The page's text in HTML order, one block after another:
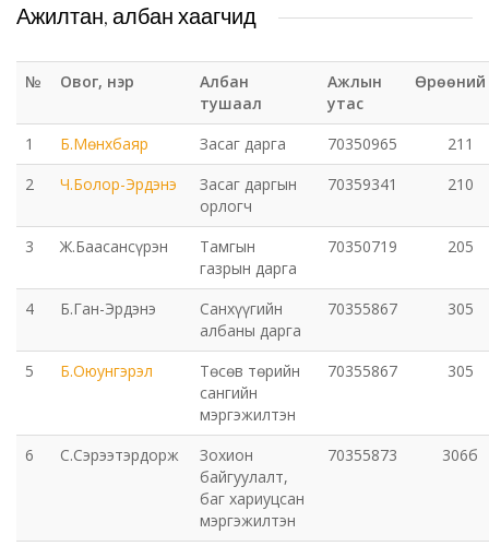
Улсын бүртгэлийн хэлтэс
Ус цаг уур, орчны шинжилгээний төв
Хүүхэд, гэр бүлийн хөгжил, хамгааллын газар
Хөдөлмөр, халамжийн үйлчилгээний газар
Цагдаагийн газар
Шүүх шинжилгээний хэлтэс
Шүүхийн шийдвэр гүйцэтгэх газар-437 дугаар
Эрүүл мэндийн газар
Ажилтан, албан хаагчид
№ Овог, нэр
Албан
тушаал
Ажлын
утас
1 Б.Мөнхбаяр Засаг дарга 70350965
211
2
Ч.Болор-Эрдэнэ
Засаг даргын
орлогч
70359341 210
3 Ж.Баасансүрэн
Тамгын
газрын дарга
70350719 205
4 Б.Ган-Эрдэнэ
Санхүүгийн
албаны дарга
70355867 305
5 Б.Оюунгэрэл
Төсөв төрийн
сангийн
мэргэжилтэн
70355867 305
6 С.Сэрээтэрдорж
Зохион
байгуулалт,
баг хариуцсан
мэргэжилтэн
70355873 306б